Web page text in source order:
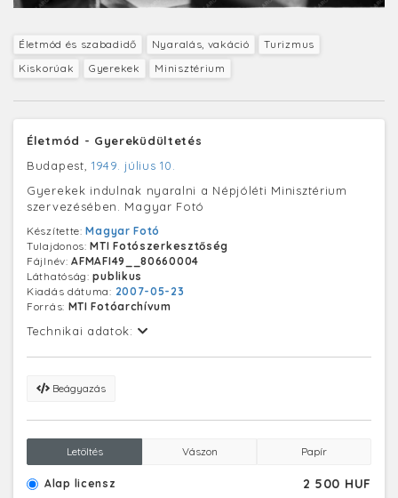
Életmód és szabadidő Nyaralás, vakáció
Turizmus
Kiskorúak
Gyerekek Minisztérium
Életmód - Gyereküdültetés
Budapest, 1949. július 10.
Gyerekek indulnak nyaralni a Népjóléti Minisztérium
szervezésében. Magyar Fotó
Készítette:Magyar Fotó
Tulajdonos:MTI Fotószerkesztőség
Fájlnév:AFMAFI49__80660004
Láthatóság:publikus
Kiadás dátuma: 2007-05-23
Forrás: MTI Fotóarchívum
Technikai adatok:
Beágyazás
Letöltés Vászon Papír
Alap licensz 2 500 HUF